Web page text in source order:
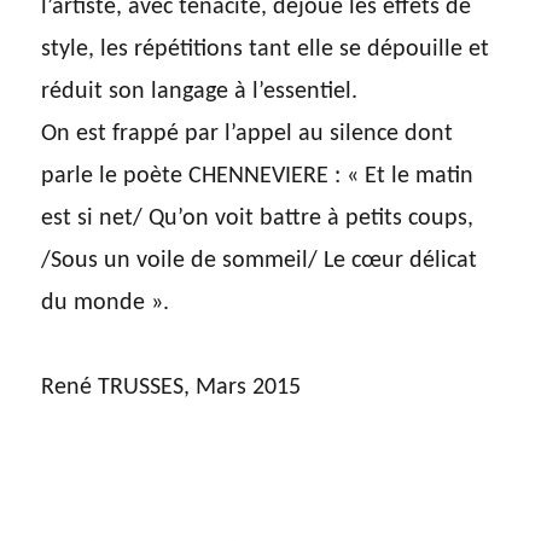
l’artiste, avec ténacité, déjoue les effets de
style, les répétitions tant elle se dépouille et
réduit son langage à l’essentiel.
On est frappé par l’appel au silence dont
parle le poète CHENNEVIERE : « Et le matin
est si net/ Qu’on voit battre à petits coups,
/Sous un voile de sommeil/ Le cœur délicat
du monde ».
René TRUSSES, Mars 2015